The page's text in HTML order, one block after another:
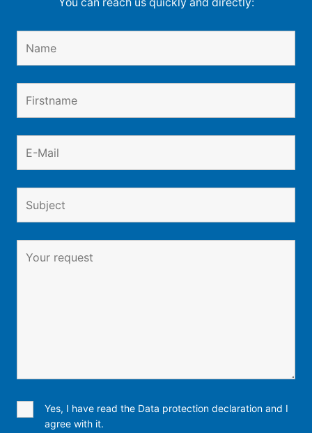
You can reach us quickly and directly:
Yes, I have read the Data protection declaration and I
agree with it.